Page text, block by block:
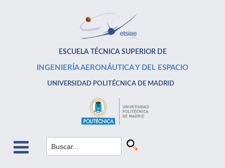
ESCUELA TÉCNICA SUPERIOR DE
INGENIERÍA AERONÁUTICA Y DEL ESPACIO
UNIVERSIDAD POLITÉCNICA DE MADRID